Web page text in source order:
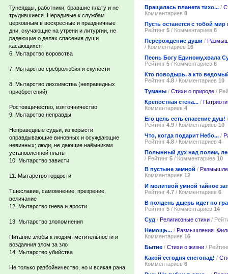
Тунеядцы, работники, бравшие плату и не
трудившиеся. Нерадивые к службам
церковным в воскресные и праздничные
дни, скучающие на утрени и литургии, не
радеющие о делах спасения души
касающихся
6. Мытарство воровства
7. Мытарство сребролюбия и скупости
8. Мытарство лихоимства (неправедных
приобретений)
Ростовщичество, взяточничество
9. Мытарство неправды
Неправедные судьи, из корысти
оправдывающие виновных и осуждающие
невинных; люди, не дающие наёмникам
установленной платы
10. Мытарство зависти
11. Мытарство гордости
Тщеславие, самомнение, презрение,
величание
12. Мытарство гнева и ярости
13. Мытарство злопомнения
Питание злобы к людям, мстительности и
воздаяния злом за зло
14. Мытарство убийства
Не только разбойничество, но и всякая рана,
Вращалась планета тихо... /
Комментариев 8
Пусть останется с тобой мир
Рейтинг 5 / Комментариев 8
Перерождение души /
/ Комментариев 16
Песнь Богу Единому,хвала
Рейтинг 5 / Комментариев 6
Кто поводырь, а кто
Рейтинг 4.8 / Комментариев 10
Туманы / Стихи о природе /
Крепостная стена... /
Комментариев 4
Его цель есть спасение душ!
Рейтинг 4.9 / Комментариев 10
Что, когда подарит Небо... /
Рейтинг 4.8 / Комментариев 4
Полынный дух над полем,
/ Рейтинг 5 / Комментариев 10
В пустыне земной /
Комментариев 12
И молитвой умной тайное
Рейтинг 4.7 / Комментариев 6
В полдень дщерь идет по
Рейтинг 5 / Комментариев 14
Суд / Религиозные стихи /
Немощь... / Размышления.
Комментариев 16
Бытие / Стихи о жизни /
Какой сегодня снегопад! /
Комментариев 6